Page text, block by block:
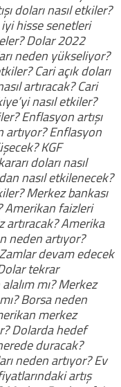
doları nasıl etkiler?
iyi hisse senetleri
Dolar 2022
neden yükseliyor?
Cari açık doları
artıracak? Cari
nasıl etkiler?
Enflasyon artışı
artıyor? Enflasyon
KGF
doları nasıl
nasıl etkilenecek?
Merkez bankası
Amerikan faizleri
artıracak? Amerika
neden artıyor?
devam edecek
tekrar
mı? Merkez
Borsa neden
merkez
Dolarda hedef
duracak?
neden artıyor? Ev
artış